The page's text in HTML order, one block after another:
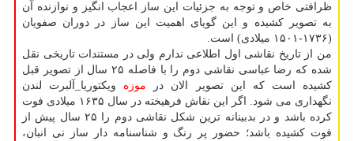
ظرافتی خاص و توجه به جزئیات این ساز اعجاب انگیز و نوازنده آن
به تصویر كشیده و این گویای اهمیت این ساز در دوران صفویان
(۱۷۳۶-۱۵۰۱ میلادی) است.
من از تاریخ نقاشی اول اطلاعی ندارم ولی در مستندات تاریخی نقل
شده كه رضا عباسی نقاشی دوم را با فاصله ۲۵ سال از تصویر قبل
كشیده است كه این تصویر الان در موزه ویكتوریا_آلبرت لندن
نگهداری می شود. اگر این نقاش فرهیخته در سال ۱۶۳۵ میلادی فوت
كرده باشد و در بدبینانه ترین شكل نقاشی دوم را ۲۵ سال پیش از
فوت كشیده باشد؛ حضور پر رنگ و شناسنامه دار ساز نی انبان،